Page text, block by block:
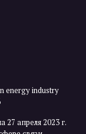
energy industry
апреля 2023 г.